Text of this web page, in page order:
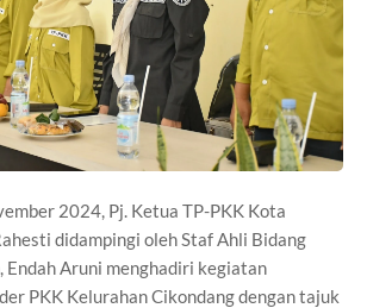
2024, Pj. Ketua TP-PKK Kota
didampingi oleh Staf Ahli Bidang
Endah Aruni menghadiri kegiatan
PKK Kelurahan Cikondang dengan tajuk